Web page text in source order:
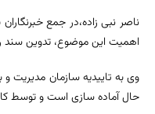
ناصر نبی زاده،در جمع
اهمیت این موضوع، تدوین سند
وی به تاییدیه سازمان مدیریت
حال آماده سازی است و توسط